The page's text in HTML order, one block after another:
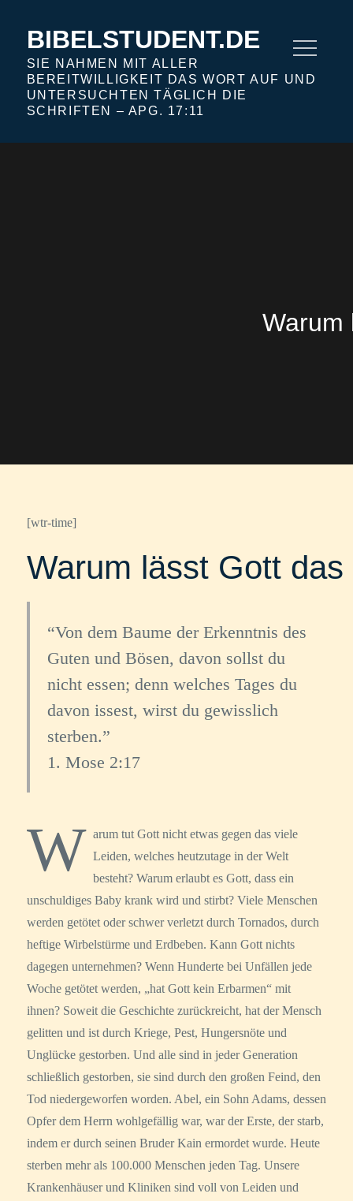
BIBELSTUDENT.DE
SIE NAHMEN MIT ALLER
BEREITWILLIGKEIT DAS WORT AUF UND
UNTERSUCHTEN TÄGLICH DIE
SCHRIFTEN – APG. 17:11
Warum
[wtr-time]
Warum lässt Gott
Von dem Baume der Erkenntnis des
Guten und Bösen, davon sollst du
nicht essen; denn welches Tages du
davon issest, wirst du gewisslich
sterben.
1. Mose 2:17
W arum tut Gott nicht etwas gegen das viele
Leiden, welches heutzutage in der Welt
besteht? Warum erlaubt es Gott, dass ein
unschuldiges Baby krank wird und stirbt? Viele Menschen
werden getötet oder schwer verletzt durch Tornados, durch
heftige Wirbelstürme und Erdbeben. Kann Gott nichts
dagegen unternehmen? Wenn Hunderte bei Unfällen jede
Woche getötet werden, „hat Gott kein Erbarmen“ mit
ihnen? Soweit die Geschichte zurückreicht, hat der Mensch
gelitten und ist durch Kriege, Pest, Hungersnöte und
Unglücke gestorben. Und alle sind in jeder Generation
schließlich gestorben, sie sind durch den großen Feind, den
Tod niedergeworfen worden. Abel, ein Sohn Adams, dessen
Opfer dem Herrn wohlgefällig war, war der Erste, der starb,
indem er durch seinen Bruder Kain ermordet wurde. Heute
sterben mehr als 100.000 Menschen jeden Tag. Unsere
Krankenhäuser und Kliniken sind voll von Leiden und